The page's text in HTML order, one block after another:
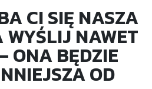
CI SIĘ NASZA
WYŚLIJ NAWET
ONA BĘDZIE
OD